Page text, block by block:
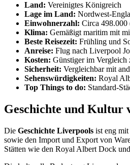
Land: Vereinigtes Königreich
Lage im Land: Nordwest-
Einwohnerzahl: Circa 498.000
Klima: Gemäßigt maritim mit
Beste Reisezeit: Frühling und
Anreise: Flug nach Liverpool
Kosten: Günstiger im
Sicherheit: Vergleichbar mit
Sehenswürdigkeiten: Royal
Top Things to do: Standard-
Geschichte und Kultur
Die Geschichte Liverpools ist eng
sowie den Import und Export von
Stätten wie den Royal Albert Dock